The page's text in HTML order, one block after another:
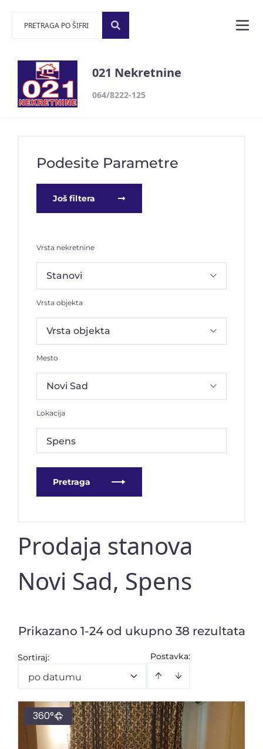
021 Nekretnine
064/8222-125
Podesite Parametre
Još filtera
Vrsta nekretnine
Vrsta objekta
Mesto
Lokacija
Spens
Pretraga
Prodaja stanova
Novi Sad, Spens
Prikazano 1-24 od ukupno 38 rezultata
Postavka:
Sortiraj:
po datumu
360°